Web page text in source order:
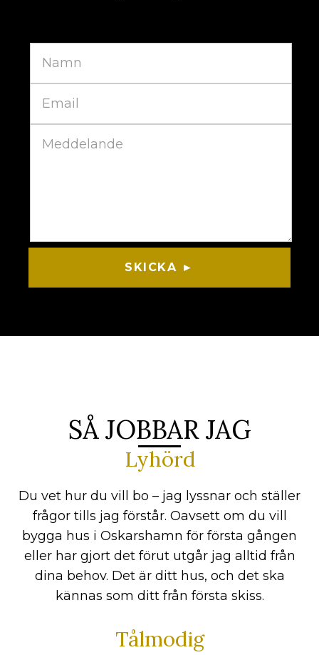
SKICKA ►
SÅ JOBBAR JAG
Lyhörd
Du vet hur du vill bo – jag lyssnar och ställer
frågor tills jag förstår. Oavsett om du vill
bygga hus i Oskarshamn för första gången
eller har gjort det förut utgår jag alltid från
dina behov. Det är ditt hus, och det ska
kännas som ditt från första skiss.
Tålmodig